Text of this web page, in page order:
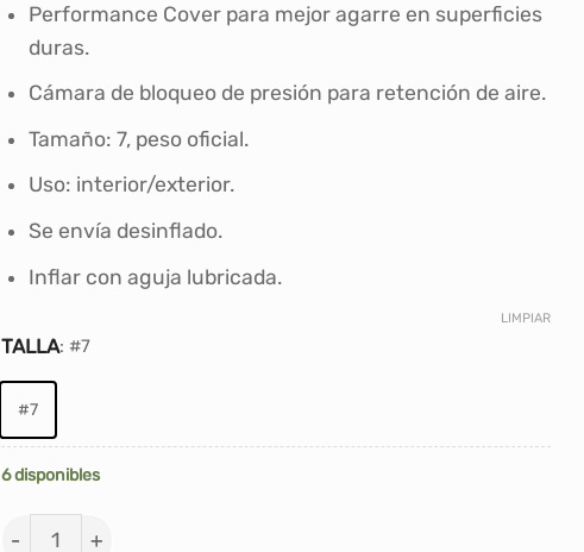
Performance Cover para mejor agarre en superficies
duras.
Cámara de bloqueo de presión para retención de aire.
Tamaño: 7, peso oficial.
Uso: interior/exterior.
Se envía desinflado.
Inflar con aguja lubricada.
TALLA: #7
#7
LIMPIAR
6 disponibles
PELOTA PARA BASKET WILSON NBA TEAM TRIBUTE GS